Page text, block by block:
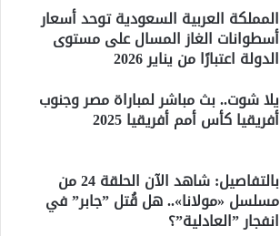
المملكة العربية السعودية توحد أسعار
أسطوانات الغاز المسال على مستوى
الدولة اعتبارًا من يناير 2026
يلا شوت.. بث مباشر لمباراة مصر وجنوب
أفريقيا كأس أمم أفريقيا 2025
بالتفاصيل: شاهد الآن الحلقة 24 من
مسلسل «مولانا».. هل قُتل ”جابر” في
انفجار ”العادلية”؟